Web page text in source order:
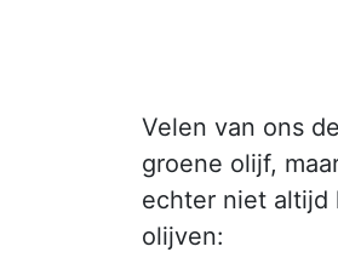
Velen van ons
groene olijf,
echter niet altijd
olijven: